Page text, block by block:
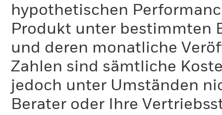
hypothetischen
Produkt unter bestimmten
und deren monatliche
Zahlen sind sämtliche
jedoch unter Umständen
Berater oder Ihre